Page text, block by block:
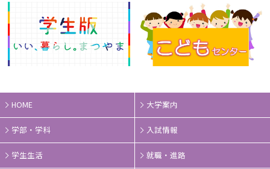
HOME 大学案内
学部・学科 入試情報
学生生活 就職・進路